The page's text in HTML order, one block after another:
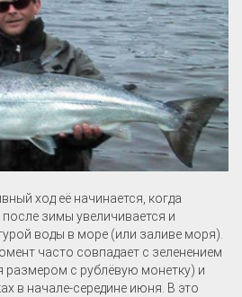
ход её начинается, когда
зимы увеличивается и
воды в море (или заливе моря).
часто совпадает с зеленением
размером с рублёвую монетку) и
в начале-середине июня. В это